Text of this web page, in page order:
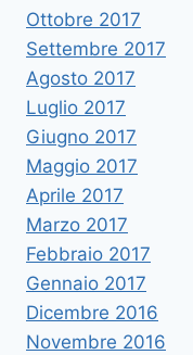
Ottobre 2017
Settembre 2017
Agosto 2017
Luglio 2017
Giugno 2017
Maggio 2017
Aprile 2017
Marzo 2017
Febbraio 2017
Gennaio 2017
Dicembre 2016
Novembre 2016